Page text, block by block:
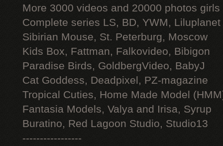
More 3000 videos and 20000 photos
Complete series LS, BD, YWM, Liluplanet
Sibirian Mouse, St. Peterburg, Moscow
Kids Box, Fattman, Falkovideo, Bibigon
Paradise Birds, GoldbergVideo, BabyJ
Cat Goddess, Deadpixel, PZ-magazine
Tropical Cuties, Home Made Model
Fantasia Models, Valya and Irisa, Syrup
Buratino, Red Lagoon Studio, Studio13
-----------------